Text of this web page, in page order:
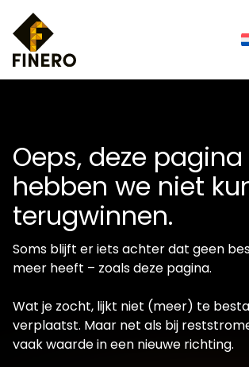
Oeps, deze pagina
hebben we niet
terugwinnen.
Soms blijft er iets achter dat geen
meer heeft – zoals deze pagina.
Wat je zocht, lijkt niet (meer) te
verplaatst. Maar net als bij
vaak waarde in een nieuwe richting.